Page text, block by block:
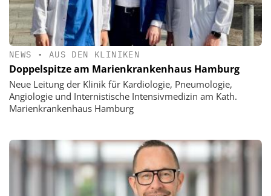
NEWS • AUS DEN KLINIKEN
Doppelspitze am Marienkrankenhaus Hamburg
Neue Leitung der Klinik für Kardiologie, Pneumologie,
Angiologie und Internistische Intensivmedizin am Kath.
Marienkrankenhaus Hamburg